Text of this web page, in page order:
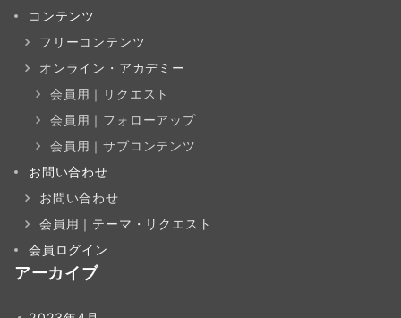
コンテンツ
フリーコンテンツ
オンライン・アカデミー
会員用｜リクエスト
会員用｜フォローアップ
会員用｜サブコンテンツ
お問い合わせ
お問い合わせ
会員用｜テーマ・リクエスト
会員ログイン
アーカイブ